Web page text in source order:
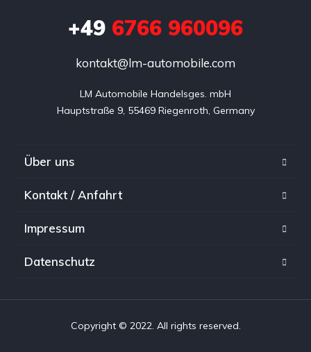
+49 6766 960096
kontakt@lm-automobile.com
LM Automobile Handelsges. mbH
Hauptstraße 9, 55469 Riegenroth, Germany
Über uns
Kontakt / Anfahrt
Impressum
Datenschutz
Copyright © 2022. All rights reserved.